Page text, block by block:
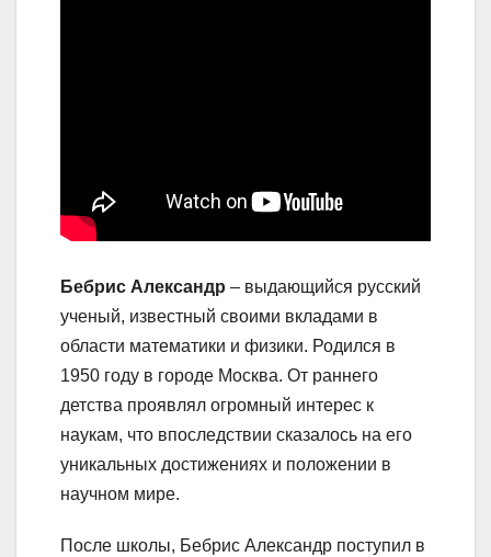
Бебрис Александр – выдающийся русский
ученый, известный своими вкладами в
области математики и физики. Родился в
1950 году в городе Москва. От раннего
детства проявлял огромный интерес к
наукам, что впоследствии сказалось на его
уникальных достижениях и положении в
научном мире.
После школы, Бебрис Александр поступил в